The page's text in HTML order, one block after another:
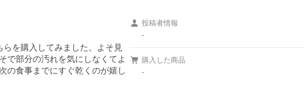
を購入してみました。よそ見
で部分の汚れを気にしなくてよ
の食事までにすぐ乾くのが嬉し
投稿者情報
-
購入した商品
-